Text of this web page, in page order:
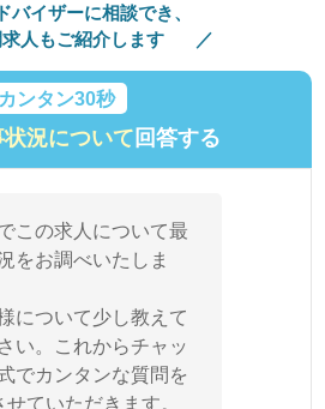
バイザーに相談でき、
人もご紹介します
カンタン30秒
況について回答する
この求人について最
をお調べいたしま
について少し教えて
い。これからチャッ
でカンタンな質問を
せていただきます。